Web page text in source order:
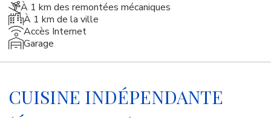
À 1 km des remontées mécaniques
À 1 km de la ville
Accès Internet
Garage
CUISINE INDÉPENDANTE